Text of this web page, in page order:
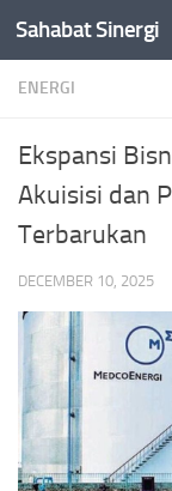
Skip to content
Sahabat Sinergi
ENERGI
Ekspansi
Akuisisi dan
Terbarukan
DECEMBER 10, 2025